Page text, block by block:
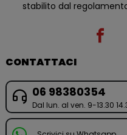
CONTATTACI
06 98380354
Dal lun. al ven. 9-13.30